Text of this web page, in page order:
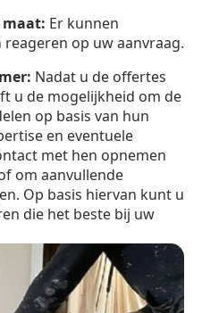
Er kunnen
op uw aanvraag.
Nadat u de offertes
u de mogelijkheid om de
op basis van hun
en eventuele
met hen opnemen
om aanvullende
Op basis hiervan kunt u
die het beste bij uw